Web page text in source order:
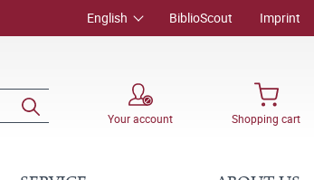
English BiblioScout Imprint
Your account Shopping cart